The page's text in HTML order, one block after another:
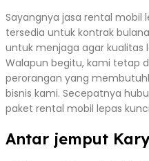
Sayangnya jasa rental mobil
tersedia untuk kontrak
untuk menjaga agar kualitas
Walapun begitu, kami tetap
perorangan yang
bisnis kami. Secepatnya
paket rental mobil lepas
Antar jemput